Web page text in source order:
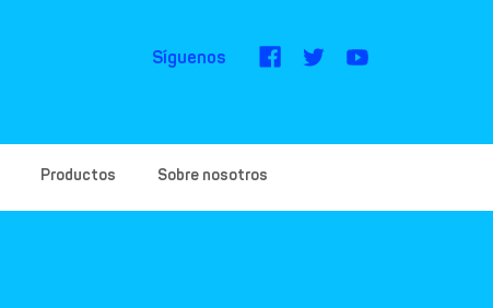
Síguenos
Productos Sobre nosotros